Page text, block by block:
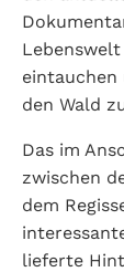
den Wald
Das im
zwischen
dem
lieferte